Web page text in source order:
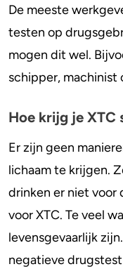
De meeste
testen op
mogen dit wel.
schipper, machinist
Hoe krijg je XTC
Er zijn geen
lichaam te krijgen.
drinken er niet voor
voor XTC. Te veel
levensgevaarlijk
negatieve